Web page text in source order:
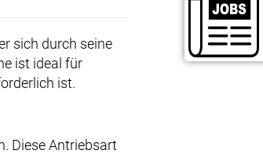
sich durch seine
ist ideal für
ist.
Diese Antriebsart